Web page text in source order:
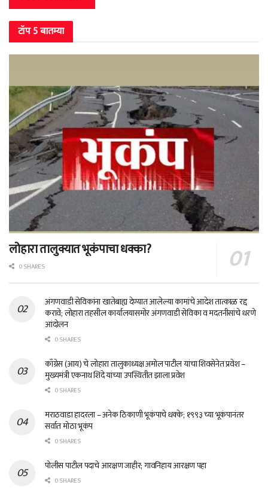
टॉप 5 बातम्या
लोहारा तालुक्यात भूकंपाचा धक्का?
0 SHARES
अंगणवाडी सेविकांना खातेबाह्य देण्यात आलेल्या कामांचे आदेश तात्काळ रद्द
करावे; लोहारा तहसील कार्यालयासमोर अंगणवाडी सेविका व मदतनीसांचे धरणे
आंदोलन
0 SHARES
काँग्रेस (आय) चे लोहारा तालुकाध्यक्ष अमोल पाटील यांचा शिवसेनेत प्रवेश –
मुख्यमंत्री एकनाथ शिंदे यांच्या उपस्थितीत झाला प्रवेश
0 SHARES
मराठवाडा हादरला – अनेक ठिकाणी भूकंपाचे धक्के; १९९३ च्या भूकंपानंतर
सर्वात मोठा भूकंप
0 SHARES
पोलीस पाटील पदाचे आरक्षण जाहीर; गावनिहाय आरक्षण पहा
0 SHARES